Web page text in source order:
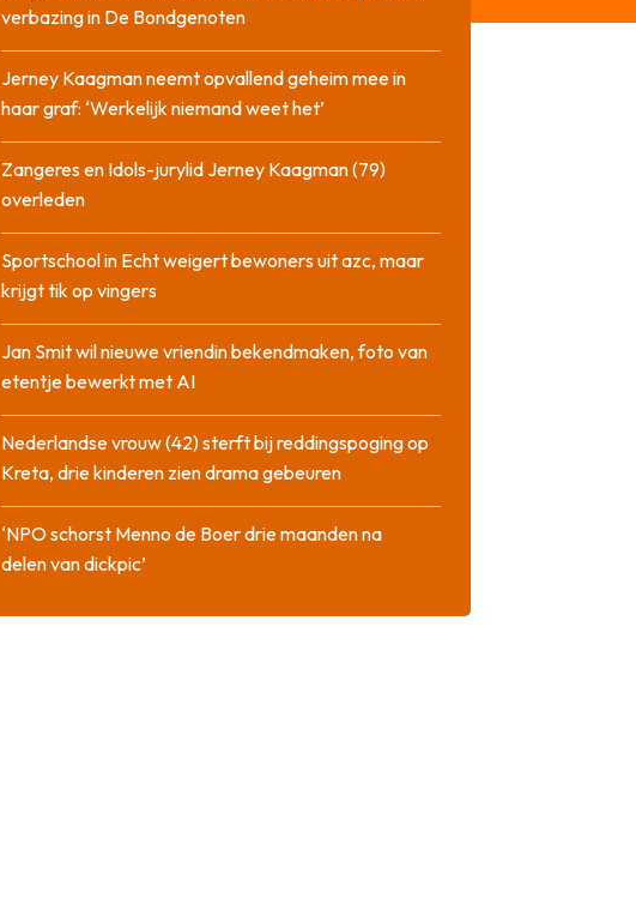
verbazing in De Bondgenoten
Jerney Kaagman neemt opvallend geheim mee in
haar graf: ‘Werkelijk niemand weet het’
Zangeres en Idols-jurylid Jerney Kaagman (79)
overleden
Sportschool in Echt weigert bewoners uit azc, maar
krijgt tik op vingers
Jan Smit wil nieuwe vriendin bekendmaken, foto van
etentje bewerkt met AI
Nederlandse vrouw (42) sterft bij reddingspoging op
Kreta, drie kinderen zien drama gebeuren
‘NPO schorst Menno de Boer drie maanden na
delen van dickpic’